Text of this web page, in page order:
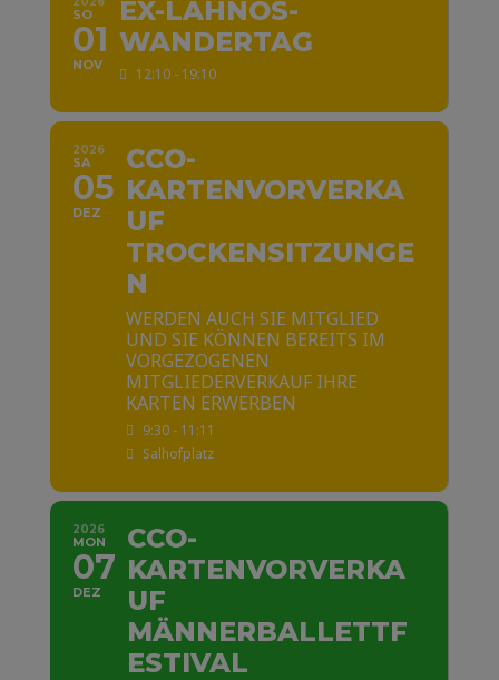
SO
01
NOV
EX-LAHNOS-
WANDERTAG
12:10 - 19:10
2026
SA
05
DEZ
CCO-
KARTENVORVERKA
UF
TROCKENSITZUNGE
N
WERDEN AUCH SIE MITGLIED
UND SIE KÖNNEN BEREITS IM
VORGEZOGENEN
MITGLIEDERVERKAUF IHRE
KARTEN ERWERBEN
9:30 - 11:11
Salhofplatz
2026
MON
07
DEZ
CCO-
KARTENVORVERKA
UF
MÄNNERBALLETTF
ESTIVAL